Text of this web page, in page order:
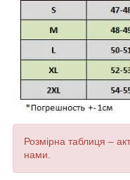
Розмірна таблиця –
нами.